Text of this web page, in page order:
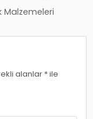
Malzemeleri
alanlar *ile